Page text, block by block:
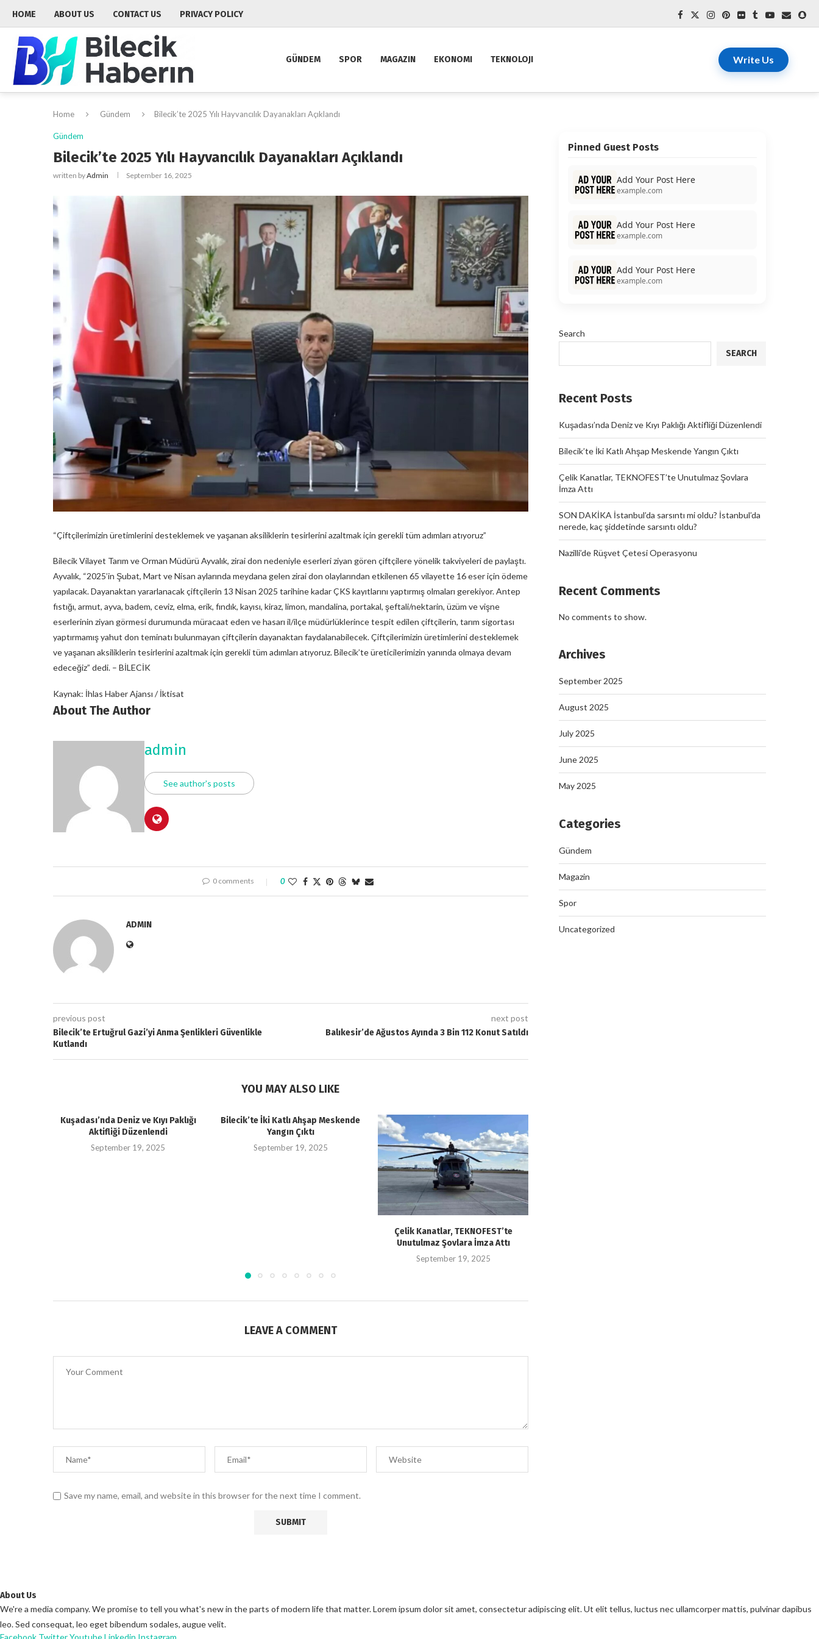
HOME ABOUT US CONTACT US PRIVACY POLICY
GÜNDEM SPOR MAGAZIN EKONOMI TEKNOLOJI Write Us
Home Gündem Bilecik’te 2025 Yılı Hayvancılık Dayanakları Açıklandı
Gündem
Bilecik’te 2025 Yılı Hayvancılık Dayanakları Açıklandı
written byAdmin September 16, 2025
“Çiftçilerimizin üretimlerini desteklemek ve yaşanan aksiliklerin tesirlerini azaltmak için gerekli tüm adımları atıyoruz”
Bilecik Vilayet Tarım ve Orman Müdürü Ayvalık, zirai don nedeniyle eserleri ziyan gören çiftçilere yönelik takviyeleri de paylaştı.
Ayvalık, “2025’in Şubat, Mart ve Nisan aylarında meydana gelen zirai don olaylarından etkilenen 65 vilayette 16 eser için ödeme
yapılacak. Dayanaktan yararlanacak çiftçilerin 13 Nisan 2025 tarihine kadar ÇKS kayıtlarını yaptırmış olmaları gerekiyor. Antep
fıstığı, armut, ayva, badem, ceviz, elma, erik, fındık, kayısı, kiraz, limon, mandalina, portakal, şeftali/nektarin, üzüm ve vişne
eserlerinin ziyan görmesi durumunda müracaat eden ve hasarı il/ilçe müdürlüklerince tespit edilen çiftçilerin, tarım sigortası
yaptırmamış yahut don teminatı bulunmayan çiftçilerin dayanaktan faydalanabilecek. Çiftçilerimizin üretimlerini desteklemek
ve yaşanan aksiliklerin tesirlerini azaltmak için gerekli tüm adımları atıyoruz. Bilecik’te üreticilerimizin yanında olmaya devam
edeceğiz” dedi. – BİLECİK
Kaynak: İhlas Haber Ajansı / İktisat
About The Author
admin
See author's posts
0 comments 0
ADMIN
previous post
Bilecik’te Ertuğrul Gazi’yi Anma Şenlikleri Güvenlikle
Kutlandı
next post
Balıkesir’de Ağustos Ayında 3 Bin 112 Konut Satıldı
YOU MAY ALSO LIKE
Kuşadası’nda Deniz ve Kıyı Paklığı
Aktifliği Düzenlendi
September 19, 2025
Bilecik’te İki Katlı Ahşap Meskende
Yangın Çıktı
September 19, 2025
Çelik Kanatlar, TEKNOFEST’te
Unutulmaz Şovlara İmza Attı
September 19, 2025
LEAVE A COMMENT
Save my name, email, and website in this browser for the next time I comment.
Pinned Guest Posts
Add Your Post Here
example.com
Add Your Post Here
example.com
Add Your Post Here
example.com
Search
SEARCH
Recent Posts
Kuşadası’nda Deniz ve Kıyı Paklığı Aktifliği Düzenlendi
Bilecik’te İki Katlı Ahşap Meskende Yangın Çıktı
Çelik Kanatlar, TEKNOFEST’te Unutulmaz Şovlara
İmza Attı
SON DAKİKA İstanbul’da sarsıntı mi oldu? İstanbul’da
nerede, kaç şiddetinde sarsıntı oldu?
Nazilli’de Rüşvet Çetesi Operasyonu
Recent Comments
No comments to show.
Archives
September 2025
August 2025
July 2025
June 2025
May 2025
Categories
Gündem
Magazin
Spor
Uncategorized
About Us
We're a media company. We promise to tell you what's new in the parts of modern life that matter. Lorem ipsum dolor sit amet, consectetur adipiscing elit. Ut elit tellus, luctus nec ullamcorper mattis, pulvinar dapibus
leo. Sed consequat, leo eget bibendum sodales, augue velit.